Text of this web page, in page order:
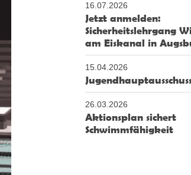
16.07.2026
Jetzt anmelden:
Sicherheitslehrgang
am Eiskanal in
15.04.2026
26.03.2026
Aktionsplan sichert
Schwimmfähigkeit